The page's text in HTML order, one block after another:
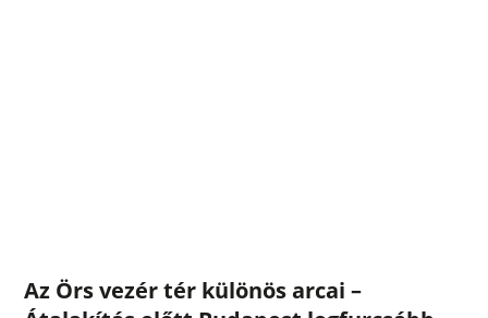
Az Örs vezér tér különös arcai –